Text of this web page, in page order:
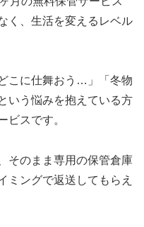
く、生活を変えるレベル
こに仕舞おう…」「冬物
いう悩みを抱えている方
ビスです。
そのまま専用の保管倉庫
ミングで返送してもらえ